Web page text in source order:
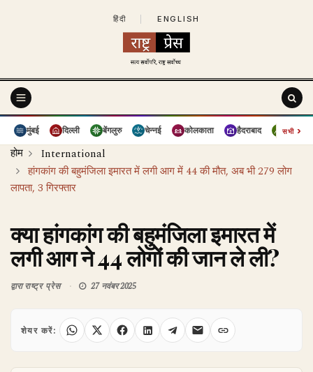
हिंदी ENGLISH
मुंबई दिल्ली बेंगलुरु चेन्नई कोलकाता हैदराबाद पुणे
सभी›
होम
International
हांगकांग की बहुमंजिला इमारत में लगी आग में 44 की मौत, अब भी 279 लोग
लापता, 3 गिरफ्तार
क्या हांगकांग की बहुमंजिला इमारत में
लगी आग ने 44 लोगों की जान ले ली?
द्वाराराष्ट्र प्रेस 27 नवंबर 2025
शेयर करें: